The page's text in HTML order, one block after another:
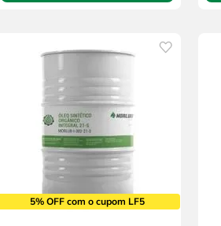
5% OFF com o cupom LF5